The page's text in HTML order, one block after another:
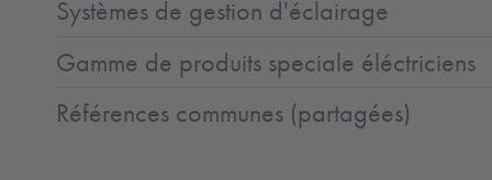
Systèmes de gestion d'éclairage
Gamme de produits speciale éléctriciens
Références communes (partagées)